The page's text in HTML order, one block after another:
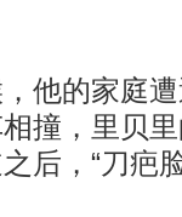
的家庭遭
撞，里贝
后，“刀疤